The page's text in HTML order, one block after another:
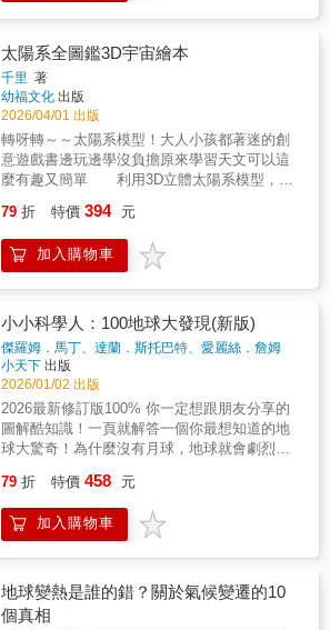
入一場深度探索之旅。書中將深奧的地質、氣
象、海洋知識，以幽默且平易近人的方式呈
現，讓你一讀就上癮！本書特色※透過翻頁問
答的版面讓每次翻頁都像在解謎，伴隨尋找答
案的興奮與期待※短篇漫畫以有趣的呈現讓艱
澀名詞變得具體又好懂※小知識專欄延伸有趣
的地球相關的科學知識，讓內容更豐富有層次
太陽系全圖鑑3D宇宙繪本
千里 著
幼福文化 出版
2026/04/01 出版
轉呀轉～～太陽系模型！大人小孩都著迷的創
意遊戲書邊玩邊學沒負擔原來學習天文可以這
麼有趣又簡單 利用3D立體太陽系模型，模
紹太陽系中的太陽、水星、金星和地球等八大
行星，接著擴展到太陽系外緣的冥王星和彗星
等天體，最後說明銀河星系，循序漸進的認識
旅！ 行星是什麼？有火星人嗎？日食、月
食是怎麼發生的？浩瀚且充滿未知的宇宙，藏
著許多小祕密，讓我們一起認識以地球、月球
和太陽等太陽系星球為中心的宇宙吧！本書特
色★大尺寸立體模型：可動式太陽系模型，吸
引孩子的興趣，提升學習力。★圖解說明易了
解：以圖片為主，文字為輔，說明星球的內、
外部構造和運行方式等。★建構基礎宇宙觀：
兼具知識性及趣味性，認識太陽系中星球的順
同時訓練孩子的觀察力、專注力。★親子同樂
超開心：父母與孩子一起遊戲和閱讀，增進彼
此間互動的親密關係。
79 折 特價 394 元
加入購物車
小小科學人：100地球大發現(新版)
傑羅姆．馬丁、達蘭．斯托巴特、愛麗絲．詹姆
斯、湯姆．穆布雷、艾力克斯．弗斯、蘿西．赫爾
著
小天下 出版
2026/01/02 出版
2026最新修訂版100% 你一定想跟朋友分享的
圖解酷知識！一頁就解答一個你最想知道的地
球大驚奇！為什麼沒有月球，地球就會劇烈擺
家探索地球上的洋流？星期五、星期六和星期
日，可以在同一時間出現？快來跟著小小科學
人一起探索，知道為什麼沙子會「唱歌」；地
100萬年後地球出現的新海洋。你不能錯過的地
球奧祕，全都在這本書裡！
79 折 特價 458 元
加入購物車
地球變熱是誰的錯？關於氣候變遷的10
個真相